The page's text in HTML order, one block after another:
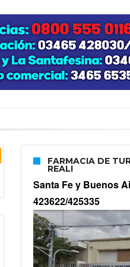
FARMACIA DE
REALI
Santa Fe y Buenos
423622/425335